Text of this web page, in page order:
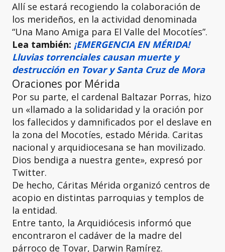
Allí se estará recogiendo la colaboración de
los merideños, en la actividad denominada
“Una Mano Amiga para El Valle del Mocotíes”.
Lea también: ¡EMERGENCIA EN MÉRIDA!
Lluvias torrenciales causan muerte y
destrucción en Tovar y Santa Cruz de Mora
Oraciones por Mérida
Por su parte, el cardenal Baltazar Porras, hizo
un «llamado a la solidaridad y la oración por
los fallecidos y damnificados por el deslave en
la zona del Mocotíes, estado Mérida. Caritas
nacional y arquidiocesana se han movilizado.
Dios bendiga a nuestra gente», expresó por
Twitter.
De hecho, Cáritas Mérida organizó centros de
acopio en distintas parroquias y templos de
la entidad.
Entre tanto, la Arquidiócesis informó que
encontraron el cadáver de la madre del
párroco de Tovar, Darwin Ramírez.